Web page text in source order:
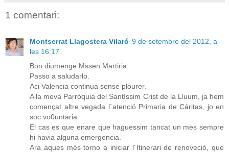
1 comentari:
Montserrat Llagostera Vilaró 9 de setembre del 2012, a
les 16:17
Bon diumenge Mssen Martiria.
Passo a saludarlo.
Aci Valencia continua sense plourer.
A la meva Parróquia del Santíssim Crist de la Lluum, ja hem
començat altre vegada l´atenció Primaria de Cáritas, jo en
soc vo0untaria.
El cas es que enare que haguessim tancat un mes sempre
hi havia alguna emergencia.
Ara aques més torno a iniciar l´Itinerari de renoveció, que